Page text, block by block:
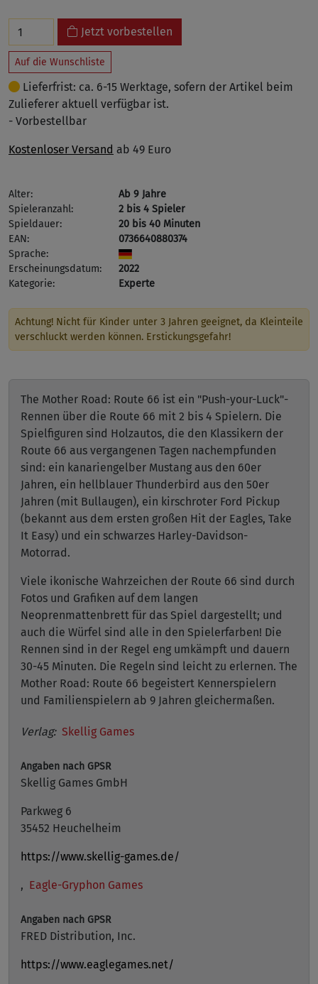
Jetzt vorbestellen
Auf die Wunschliste
Lieferfrist: ca. 6-15 Werktage, sofern der Artikel beim
Zulieferer aktuell verfügbar ist.
- Vorbestellbar
Kostenloser Versand ab 49 Euro
Alter:
Ab 9 Jahre
Spieleranzahl:
2 bis 4 Spieler
Spieldauer:
20 bis 40 Minuten
EAN:
0736640880374
Sprache:
Erscheinungsdatum:
2022
Kategorie:
Experte
Achtung! Nicht für Kinder unter 3 Jahren geeignet, da Kleinteile
verschluckt werden können. Erstickungsgefahr!
The Mother Road: Route 66 ist ein "Push-your-Luck"-
Rennen über die Route 66 mit 2 bis 4 Spielern. Die
Spielfiguren sind Holzautos, die den Klassikern der
Route 66 aus vergangenen Tagen nachempfunden
sind: ein kanariengelber Mustang aus den 60er
Jahren, ein hellblauer Thunderbird aus den 50er
Jahren (mit Bullaugen), ein kirschroter Ford Pickup
(bekannt aus dem ersten großen Hit der Eagles, Take
It Easy) und ein schwarzes Harley-Davidson-
Motorrad.
Viele ikonische Wahrzeichen der Route 66 sind durch
Fotos und Grafiken auf dem langen
Neoprenmattenbrett für das Spiel dargestellt; und
auch die Würfel sind alle in den Spielerfarben! Die
Rennen sind in der Regel eng umkämpft und dauern
30-45 Minuten. Die Regeln sind leicht zu erlernen. The
Mother Road: Route 66 begeistert Kennerspielern
und Familienspielern ab 9 Jahren gleichermaßen.
Verlag: Skellig Games
Angaben nach GPSR
Skellig Games GmbH
Parkweg 6
35452 Heuchelheim
https://www.skellig-games.de/
, Eagle-Gryphon Games
Angaben nach GPSR
FRED Distribution, Inc.
https://www.eaglegames.net/